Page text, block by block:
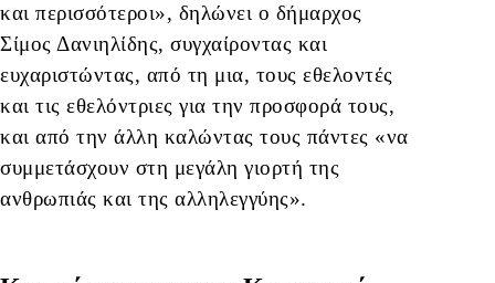
και περισσότεροι», δηλώνει ο δήμαρχος
Σίμος Δανιηλίδης, συγχαίροντας και
ευχαριστώντας, από τη μια, τους εθελοντές
και τις εθελόντριες για την προσφορά τους,
και από την άλλη καλώντας τους πάντες «να
συμμετάσχουν στη μεγάλη γιορτή της
ανθρωπιάς και της αλληλεγγύης».